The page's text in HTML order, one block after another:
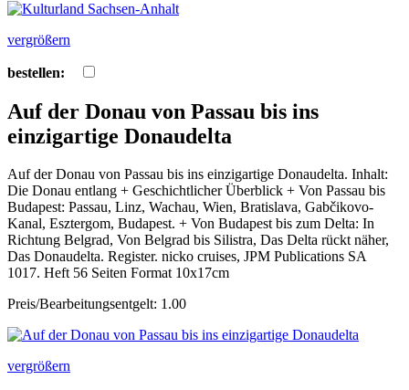
vergrößern
bestellen:
Auf der Donau von Passau bis ins
einzigartige Donaudelta
Auf der Donau von Passau bis ins einzigartige Donaudelta. Inhalt:
Die Donau entlang + Geschichtlicher Überblick + Von Passau bis
Budapest: Passau, Linz, Wachau, Wien, Bratislava, Gabčikovo-
Kanal, Esztergom, Budapest. + Von Budapest bis zum Delta: In
Richtung Belgrad, Von Belgrad bis Silistra, Das Delta rückt näher,
Das Donaudelta. Register. nicko cruises, JPM Publications SA
1017. Heft 56 Seiten Format 10x17cm
Preis/Bearbeitungsentgelt: 1.00
vergrößern